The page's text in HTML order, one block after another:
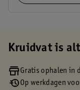
Kruidvat is
Gratis ophalen in
Op werkdagen